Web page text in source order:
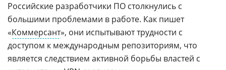
Российские разработчики ПО столкнулись с
большими проблемами в работе. Как пишет
«Коммерсант», они испытывают трудности с
доступом к международным репозиториям, что
является следствием активной борьбы властей с